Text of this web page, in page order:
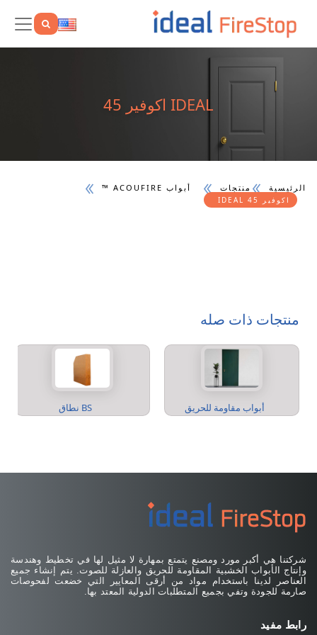
IDEAL اكوفير 45
الرئيسية منتجات أبواب ACOUFIRE ™
IDEAL اكوفير 45
منتجات ذات صله
أبواب مقاومة للحريق نطاق BS
شركتنا هي أكبر مورد ومصنع يتمتع بمهارة لا مثيل لها في تخطيط وهندسة
وإنتاج الأبواب الخشبية المقاومة للحريق والعازلة للصوت. يتم إنشاء جميع
العناصر لدينا باستخدام مواد من أرقى المعايير التي خضعت لفحوصات
صارمة للجودة وتفي بجميع المتطلبات الدولية المعتد بها.
رابط مفيد